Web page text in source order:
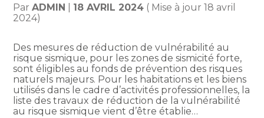
ParADMIN 18 AVRIL 2024 ( Mise à jour 18 avril
2024)
Des mesures de réduction de vulnérabilité au
risque sismique, pour les zones de sismicité forte,
sont éligibles au fonds de prévention des risques
naturels majeurs. Pour les habitations et les biens
utilisés dans le cadre d’activités professionnelles, la
liste des travaux de réduction de la vulnérabilité
au risque sismique vient d’être établie…